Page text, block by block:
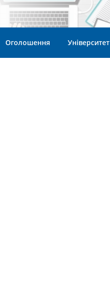
Оголошення Університет